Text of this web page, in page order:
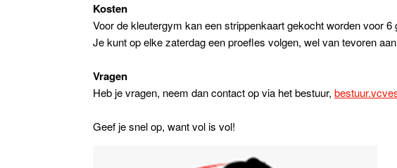
Kosten
Voor de kleutergym kan een strippenkaart gekocht worden voor
Je kunt op elke zaterdag een proefles volgen, wel van tevoren
Vragen
Heb je vragen, neem dan contact op via het bestuur,
Geef je snel op, want vol is vol!